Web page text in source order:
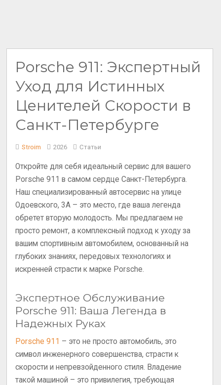
Porsche 911: Экспертный
Уход для Истинных
Ценителей Скорости в
Санкт-Петербурге
Stroim 2026 Статьи
Откройте для себя идеальный сервис для вашего
Porsche 911 в самом сердце Санкт-Петербурга.
Наш специализированный автосервис на улице
Одоевского, 3А – это место, где ваша легенда
обретет вторую молодость. Мы предлагаем не
просто ремонт, а комплексный подход к уходу за
вашим спортивным автомобилем, основанный на
глубоких знаниях, передовых технологиях и
искренней страсти к марке Porsche.
Экспертное Обслуживание
Porsche 911: Ваша Легенда в
Надежных Руках
Porsche 911 – это не просто автомобиль, это
символ инженерного совершенства, страсти к
скорости и непревзойденного стиля. Владение
такой машиной – это привилегия, требующая